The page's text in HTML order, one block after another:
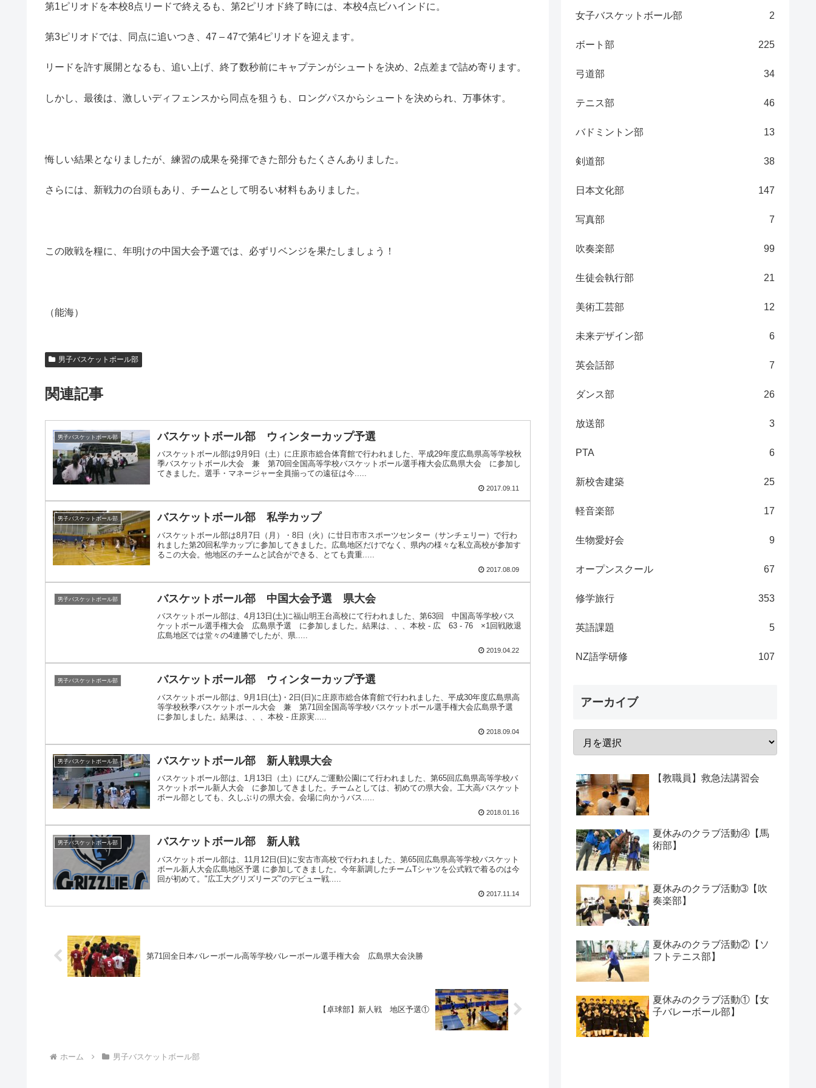
第1ピリオドを本校8点リードで終えるも、第2ピリオド終了時には、本校4点ビハインドに。
第3ピリオドでは、同点に追いつき、47 – 47で第4ピリオドを迎えます。
リードを許す展開となるも、追い上げ、終了数秒前にキャプテンがシュートを決め、2点差まで詰め寄ります。
しかし、最後は、激しいディフェンスから同点を狙うも、ロングパスからシュートを決められ、万事休す。
悔しい結果となりましたが、練習の成果を発揮できた部分もたくさんありました。
さらには、新戦力の台頭もあり、チームとして明るい材料もありました。
この敗戦を糧に、年明けの中国大会予選では、必ずリベンジを果たしましょう！
（能海）
男子バスケットボール部
関連記事
男子バスケットボール部 バスケットボール部 ウィンターカップ予選
バスケットボール部は9月9日（土）に庄原市総合体育館で行われました、平成29年度広島県高等学校秋
季バスケットボール大会 兼 第70回全国高等学校バスケットボール選手権大会広島県大会 に参加し
てきました。選手・マネージャー全員揃っての遠征は今.....
2017.09.11
男子バスケットボール部 バスケットボール部 私学カップ
バスケットボール部は8月7日（月）・8日（火）に廿日市市スポーツセンター（サンチェリー）で行わ
れました第20回私学カップに参加してきました。広島地区だけでなく、県内の様々な私立高校が参加す
るこの大会。他地区のチームと試合ができる、とても貴重.....
2017.08.09
男子バスケットボール部 バスケットボール部 中国大会予選 県大会
バスケットボール部は、4月13日(土)に福山明王台高校にて行われました、第63回 中国高等学校バス
ケットボール選手権大会 広島県予選 に参加しました。結果は、、、本校 - 広 63 - 76 ×1回戦敗退
広島地区では堂々の4連勝でしたが、県.....
2019.04.22
男子バスケットボール部 バスケットボール部 ウィンターカップ予選
バスケットボール部は、9月1日(土)・2日(日)に庄原市総合体育館で行われました、平成30年度広島県高
等学校秋季バスケットボール大会 兼 第71回全国高等学校バスケットボール選手権大会広島県予選
に参加しました。結果は、、、本校 - 庄原実.....
2018.09.04
男子バスケットボール部 バスケットボール部 新人戦県大会
バスケットボール部は、1月13日（土）にびんご運動公園にて行われました、第65回広島県高等学校バ
スケットボール新人大会 に参加してきました。チームとしては、初めての県大会。工大高バスケット
ボール部としても、久しぶりの県大会。会場に向かうバス.....
2018.01.16
男子バスケットボール部 バスケットボール部 新人戦
バスケットボール部は、11月12日(日)に安古市高校で行われました、第65回広島県高等学校バスケット
ボール新人大会広島地区予選 に参加してきました。今年新調したチームTシャツを公式戦で着るのは今
回が初めて。"広工大グリズリーズ"のデビュー戦.....
2017.11.14
第71回全日本バレーボール高等学校バレーボール選手権大会 広島県大会決勝
【卓球部】新人戦 地区予選①
ホーム 男子バスケットボール部
女子バスケットボール部 2
ボート部 225
弓道部 34
テニス部 46
バドミントン部 13
剣道部 38
日本文化部 147
写真部 7
吹奏楽部 99
生徒会執行部 21
美術工芸部 12
未来デザイン部 6
英会話部 7
ダンス部 26
放送部 3
PTA 6
新校舎建築 25
軽音楽部 17
生物愛好会 9
オープンスクール 67
修学旅行 353
英語課題 5
NZ語学研修 107
アーカイブ
【教職員】救急法講習会
夏休みのクラブ活動④【馬
術部】
夏休みのクラブ活動➂【吹
奏楽部】
夏休みのクラブ活動②【ソ
フトテニス部】
夏休みのクラブ活動①【女
子バレーボール部】